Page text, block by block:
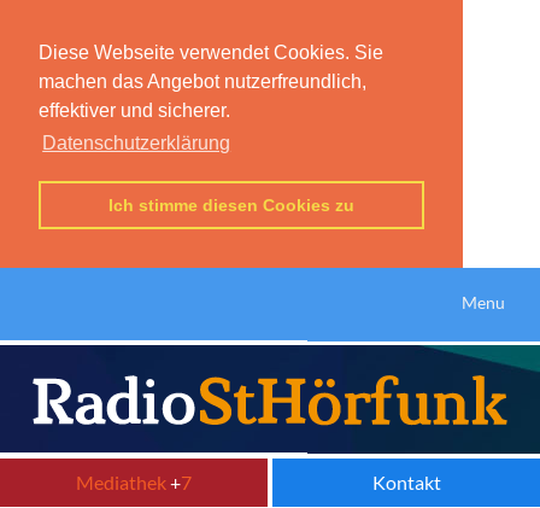
Diese Webseite verwendet Cookies. Sie
machen das Angebot nutzerfreundlich,
effektiver und sicherer.
Datenschutzerklärung
Ich stimme diesen Cookies zu
Menu
Mediathek+7 Kontakt